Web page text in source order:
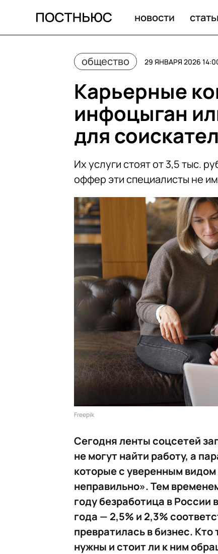
новости
общество 29 ЯНВАРЯ 2026
Карьерные
инфоцыган
для
Их услуги стоят от 3,5 тыс.
оффер эти специалисты не
Freepik
Сегодня ленты соцсетей
не могут найти работу, а
которые с уверенным
неправильно». Тем
году безработица в
года — 2,5% и 2,3%
превратилась в бизнес.
нужны и стоит ли к ним